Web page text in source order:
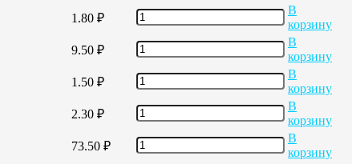
1.80 ₽
В
корзину
9.50 ₽
В
корзину
1.50 ₽
В
корзину
2.30 ₽
В
корзину
73.50 ₽
В
корзину